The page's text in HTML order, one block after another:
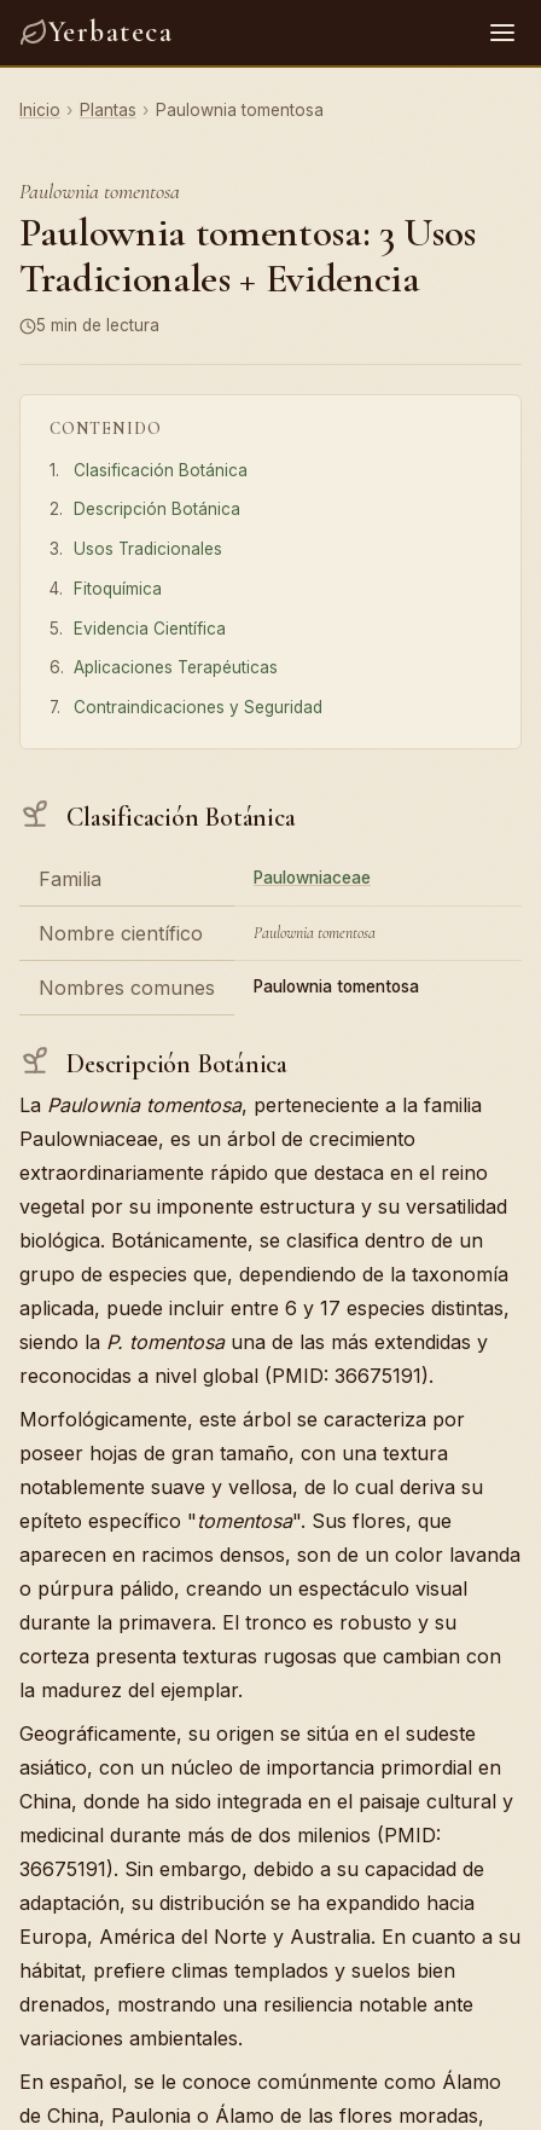
Yerbateca
Inicio › Plantas › Paulownia tomentosa
Paulownia tomentosa
Paulownia tomentosa: 3 Usos
Tradicionales + Evidencia
5 min de lectura
CONTENIDO
Clasificación Botánica
Descripción Botánica
Usos Tradicionales
Fitoquímica
Evidencia Científica
Aplicaciones Terapéuticas
Contraindicaciones y Seguridad
Clasificación Botánica
Familia Paulowniaceae
Nombre científico Paulownia tomentosa
Nombres comunes Paulownia tomentosa
Descripción Botánica
La Paulownia tomentosa, perteneciente a la familia
Paulowniaceae, es un árbol de crecimiento
extraordinariamente rápido que destaca en el reino
vegetal por su imponente estructura y su versatilidad
biológica. Botánicamente, se clasifica dentro de un
grupo de especies que, dependiendo de la taxonomía
aplicada, puede incluir entre 6 y 17 especies distintas,
siendo la P. tomentosauna de las más extendidas y
reconocidas a nivel global (PMID: 36675191).
Morfológicamente, este árbol se caracteriza por
poseer hojas de gran tamaño, con una textura
notablemente suave y vellosa, de lo cual deriva su
epíteto específico "tomentosa". Sus flores, que
aparecen en racimos densos, son de un color lavanda
o púrpura pálido, creando un espectáculo visual
durante la primavera. El tronco es robusto y su
corteza presenta texturas rugosas que cambian con
la madurez del ejemplar.
Geográficamente, su origen se sitúa en el sudeste
asiático, con un núcleo de importancia primordial en
China, donde ha sido integrada en el paisaje cultural y
medicinal durante más de dos milenios (PMID:
36675191). Sin embargo, debido a su capacidad de
adaptación, su distribución se ha expandido hacia
Europa, América del Norte y Australia. En cuanto a su
hábitat, prefiere climas templados y suelos bien
drenados, mostrando una resiliencia notable ante
variaciones ambientales.
En español, se le conoce comúnmente como Álamo
de China, Paulonia o Álamo de las flores moradas,